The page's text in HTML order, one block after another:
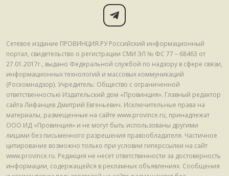
Сетевое издание ПРОВИНЦИЯ.РУ Российский информационный
портал, свидетельство о регистрации СМИ ЭЛ № ФС 77 – 68463 от
27.01.2017г., выдано Федеральной службой по надзору в сфере связи,
информационных технологий и массовых коммуникаций
(Роскомнадзор). Учредитель: Общество с ограниченной
ответственностью Издательский дом «Провинция». Главный редактор
сайта Лифанцев Дмитрий Евгеньевич. Исключительные права на
материалы, размещенные на сайте www.province.ru, принадлежат
ООО ИД «Провинция» и не могут быть использованы другими
лицами без письменного разрешения правообладателя. Частичное
цитирование возможно только при условии гиперссылки на сайт
www.province.ru. Редакция не несет ответственности за достоверность
информации, содержащейся в рекламных объявлениях. Сообщения